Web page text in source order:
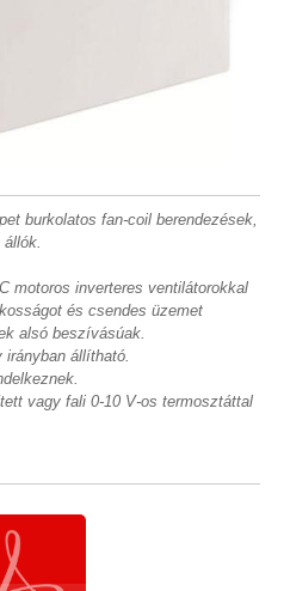
burkolatos fan-coil berendezések,
motoros inverteres ventilátorokkal
és csendes üzemet
alsó beszívásúak.
irányban állítható.
vagy fali 0-10 V-os termosztáttal